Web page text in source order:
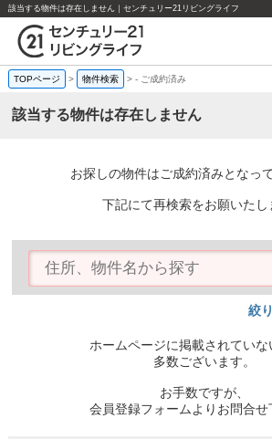
該当する物件は存在しません｜センチュリー21リビングライフ
TOPページ > 物件検索 >- ご成約済み
該当する物件は存在しません
お探しの物件はご成約済みとなっ
下記にて再検索をお願いたし
絞
ホームページに掲載されていな
多数ございます。
お手数ですが、
会員登録フォームよりお問合せ